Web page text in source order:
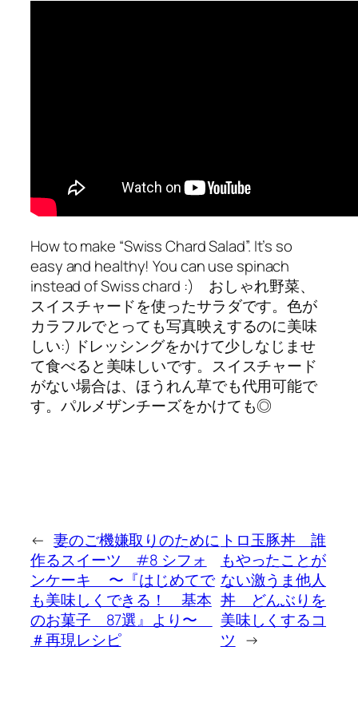
How to make “Swiss Chard Salad”. It’s so
easy and healthy! You can use spinach
instead of Swiss chard :) おしゃれ野菜、
スイスチャードを使ったサラダです。色が
カラフルでとっても写真映えするのに美味
しい:) ドレッシングをかけて少しなじませ
て食べると美味しいです。スイスチャード
がない場合は、ほうれん草でも代用可能で
す。パルメザンチーズをかけても◎
← 妻のご機嫌取りのために
作るスイーツ #8 シフォ
ンケーキ 〜『はじめてで
も美味しくできる！ 基本
のお菓子 87選』より〜
＃再現レシピ
トロ玉豚丼 誰
もやったことが
ない激うま他人
丼 どんぶりを
美味しくするコ
ツ →